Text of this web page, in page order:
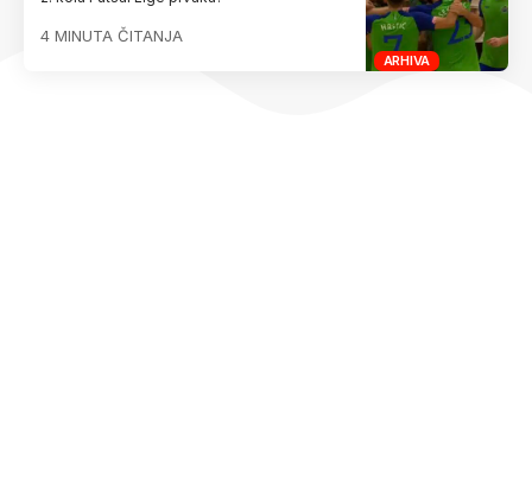
ARHIVA
4 MINUTA ČITANJA